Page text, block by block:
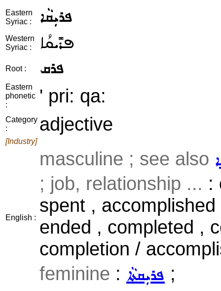
Eastern
Syriac :
ܦܪܝܼܩܵܐ
Western
Syriac :
ܦܪܺܝܩܳܐ
Root : ܦܪܩ
Eastern
phonetic
:
' pri: qa:
Category
:
adjective
[Industry]
English :
masculine ; see also
; job, relationship ... :
spent ,
ended , completed ,
completion /
feminine : ܦܪܝܼܩܬܵܐ ;